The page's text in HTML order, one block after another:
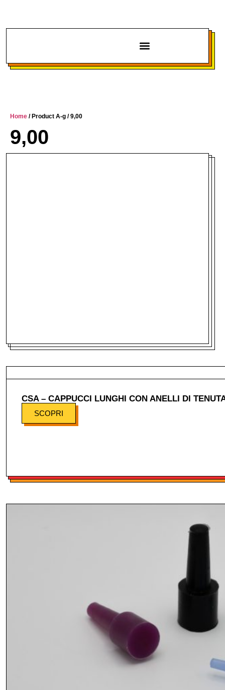
Home / Product A-g / 9,00
9,00
CSA – CAPPUCCI LUNGHI CON ANELLI DI
SCOPRI